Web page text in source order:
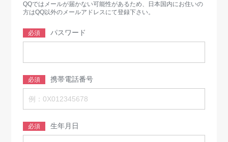
QQではメールが届かない可能性があるため、日本国内にお住いの
方はQQ以外のメールアドレスにて登録下さい。
必須 パスワード
必須 携帯電話番号
必須 生年月日